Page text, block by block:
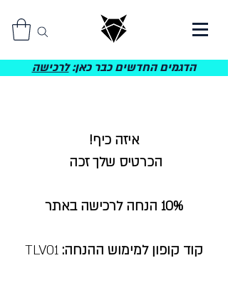
הדגמים החדשים כבר כאן:לרכישה
איזה כיף!
הכרטיס שלך זכה
10% הנחה לרכישה באתר
קוד קופון למימוש ההנחה: TLV01